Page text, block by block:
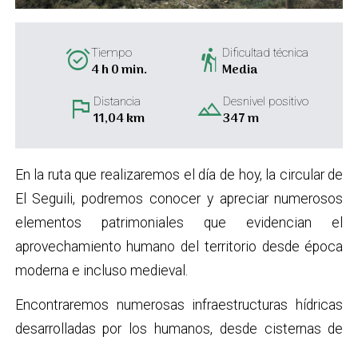
alarm_onTiempo
4 h 0 min. hikingDificultad técnica
Media
flag Distancia
11,04 km landscapeDesnivel positivo
347 m
En la ruta que realizaremos el día de hoy, la circular de
El Seguili, podremos conocer y apreciar numerosos
elementos patrimoniales que evidencian el
aprovechamiento humano del territorio desde época
moderna e incluso medieval.
Encontraremos numerosas infraestructuras hídricas
desarrolladas por los humanos, desde cisternas de